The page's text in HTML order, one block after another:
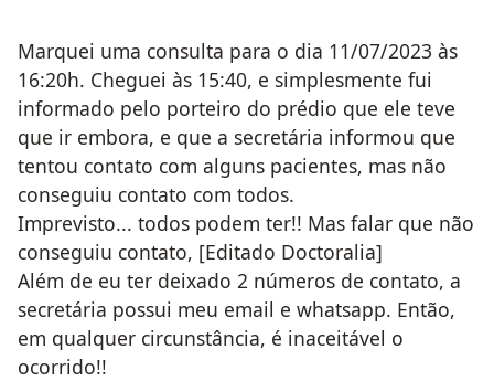
Marquei uma consulta para o dia 11/07/2023 às
16:20h. Cheguei às 15:40, e simplesmente fui
informado pelo porteiro do prédio que ele teve
que ir embora, e que a secretária informou que
tentou contato com alguns pacientes, mas não
conseguiu contato com todos.
Imprevisto... todos podem ter!! Mas falar que não
conseguiu contato, [Editado Doctoralia]
Além de eu ter deixado 2 números de contato, a
secretária possui meu email e whatsapp. Então,
em qualquer circunstância, é inaceitável o
ocorrido!!